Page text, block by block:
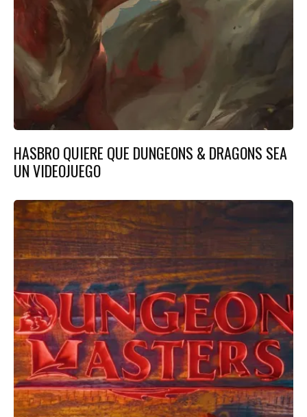
HASBRO QUIERE QUE DUNGEONS & DRAGONS SEA
UN VIDEOJUEGO